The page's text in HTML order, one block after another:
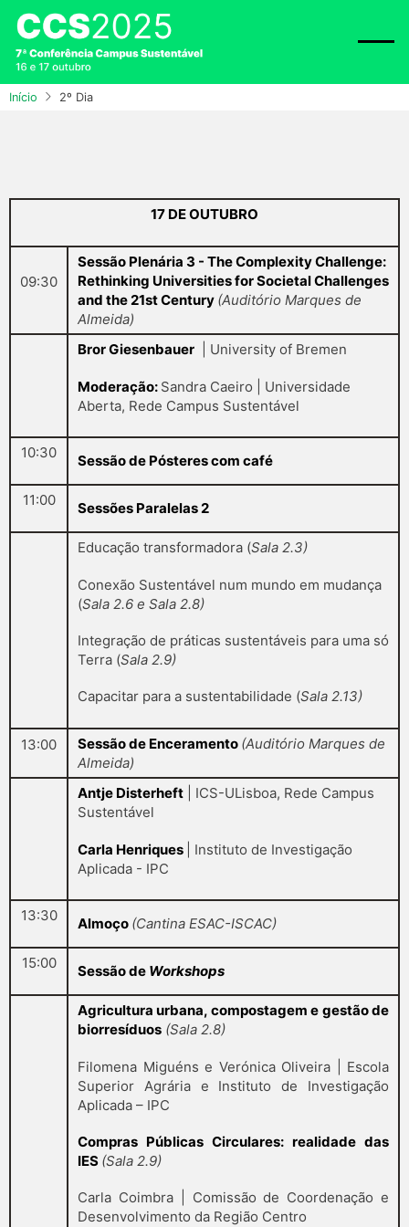
Passar
para
conteúdo
principal
Início 2º Dia
17 DE OUTUBRO
09:30
Sessão Plenária 3 - The Complexity Challenge:
Rethinking Universities for Societal Challenges
and the 21st Century (Auditório Marques de
Almeida)
Bror Giesenbauer | University of Bremen
Moderação: Sandra Caeiro | Universidade
Aberta, Rede Campus Sustentável
10:30 Sessão de Pósteres com café
11:00 Sessões Paralelas 2
Educação transformadora (Sala 2.3)
Conexão Sustentável num mundo em mudança
(Sala 2.6 e Sala 2.8)
Integração de práticas sustentáveis para uma só
Terra (Sala 2.9)
Capacitar para a sustentabilidade (Sala 2.13)
13:00 Sessão de Enceramento (Auditório Marques de
Almeida)
Antje Disterheft | ICS-ULisboa, Rede Campus
Sustentável
Carla Henriques
| Instituto de Investigação
Aplicada - IPC
13:30 Almoço (Cantina ESAC-ISCAC)
15:00 Sessão de Workshops
Agricultura urbana, compostagem e gestão de
biorresíduos (Sala 2.8)
Filomena Miguéns e Verónica Oliveira | Escola
Superior Agrária e Instituto de Investigação
Aplicada – IPC
Compras Públicas Circulares: realidade das
IES (Sala 2.9)
Carla Coimbra | Comissão de Coordenação e
Desenvolvimento da Região Centro